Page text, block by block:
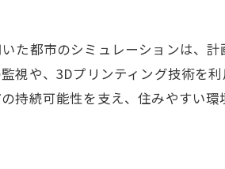
た都市のシミュレーションは、計
視や、3Dプリンティング技術を
持続可能性を支え、住みやすい環